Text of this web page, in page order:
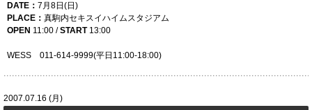
Contact Link
DATE： 7月 8日(日)
PLACE： 真駒内セキスイハイムスタジアム
OPEN 11:00 /START13:00
WESS 011-614-9999(平日11:00-18:00)
2007.07.16 (月)